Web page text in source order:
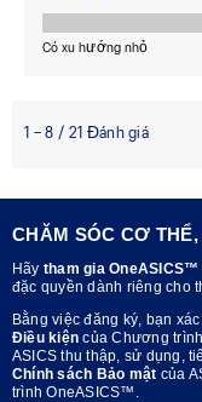
CHĂM SÓC CƠ
Hãy tham gia OneASICS™
đặc quyền dành riêng cho
Bằng việc đăng ký, bạn
Điều kiện của Chương
ASICS thu thập, sử dụng,
Chính sách Bảo mật của
trình OneASICS™.